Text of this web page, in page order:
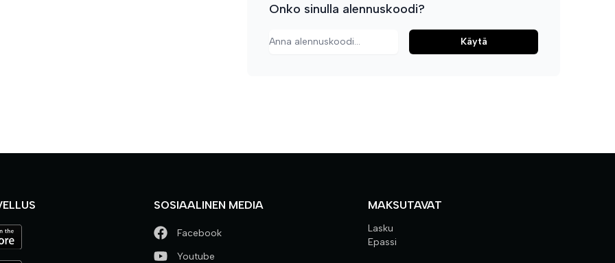
Onko sinulla alennuskoodi?
Käytä
SOSIAALINEN MEDIA
Facebook
Youtube
MAKSUTAVAT
Lasku
Epassi